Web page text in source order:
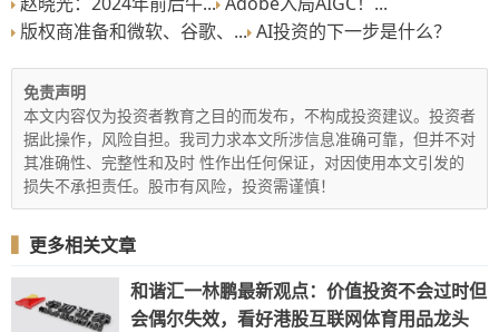
版权商准备和微软、谷歌、... AI投资的下一步是什么？
免责声明
本文内容仅为投资者教育之目的而发布，不构成投资建议。投资者
据此操作，风险自担。我司力求本文所涉信息准确可靠，但并不对
其准确性、完整性和及时 性作出任何保证，对因使用本文引发的
损失不承担责任。股市有风险，投资需谨慎！
▍ 更多相关文章
和谐汇一林鹏最新观点：价值投资不会过时但
会偶尔失效，看好港股互联网体育用品龙头